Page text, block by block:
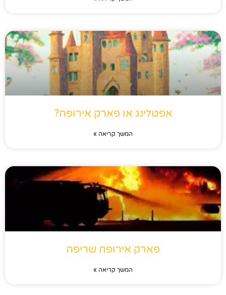
אפטלינג או פארק אירופה?
המשך קריאה »
פארק אירופה שריפה
המשך קריאה »